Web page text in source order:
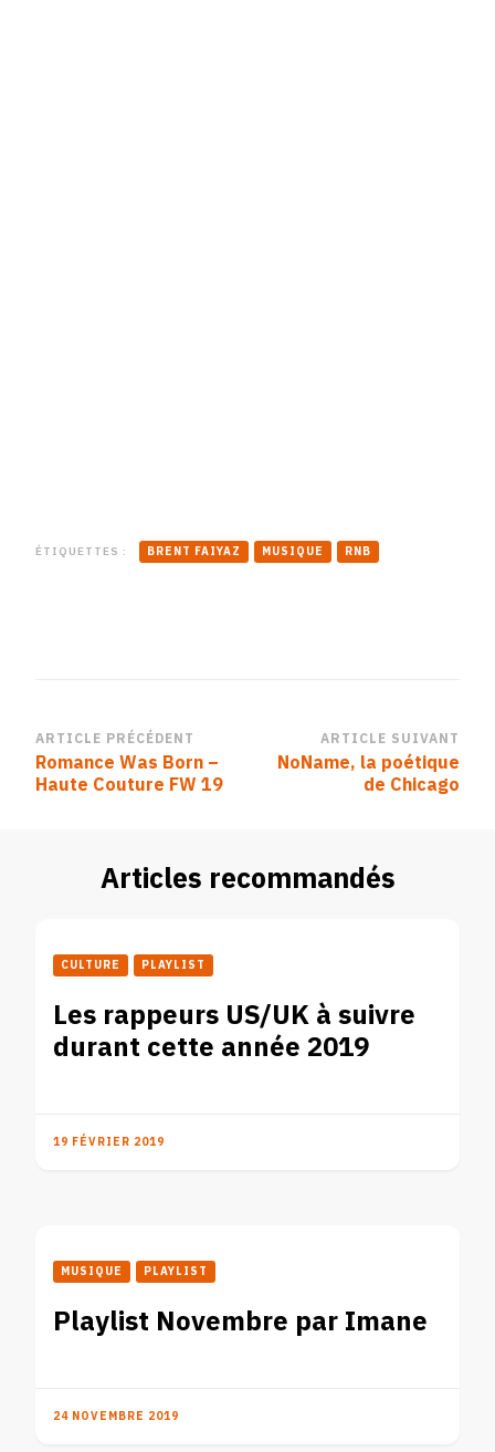
ÉTIQUETTES : BRENT FAIYAZ MUSIQUE RNB
Navigation
d’article
ARTICLE PRÉCÉDENT
Romance Was Born –
Haute Couture FW 19
ARTICLE SUIVANT
NoName, la poétique
de Chicago
Articles recommandés
CULTURE PLAYLIST
Les rappeurs US/UK à suivre
durant cette année 2019
19 FÉVRIER 2019
MUSIQUE PLAYLIST
Playlist Novembre par Imane
24 NOVEMBRE 2019